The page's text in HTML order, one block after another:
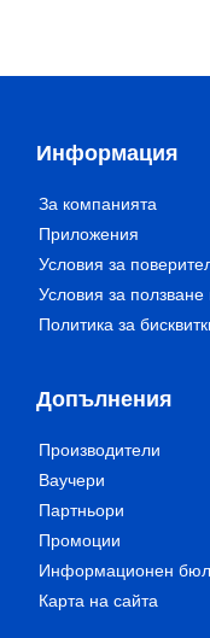
Информация
За компанията
Приложения
Условия за
Условия за ползване
Политика за
Допълнения
Производители
Ваучери
Партньори
Промоции
Информационен
Карта на сайта